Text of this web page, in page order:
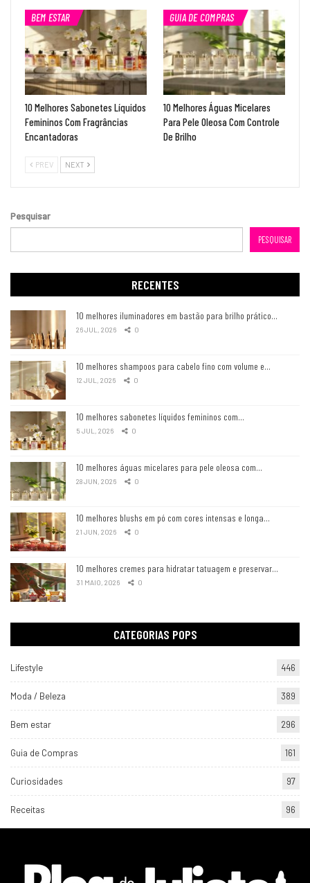
BEM ESTAR
10 Melhores Sabonetes Líquidos
Femininos Com Fragrâncias
Encantadoras
GUIA DE COMPRAS
10 Melhores Águas Micelares
Para Pele Oleosa Com Controle
De Brilho
PREV NEXT
Pesquisar
PESQUISAR
RECENTES
10 melhores iluminadores em bastão para brilho prático…
26 JUL, 2026 0
10 melhores shampoos para cabelo fino com volume e…
12 JUL, 2026 0
10 melhores sabonetes líquidos femininos com…
5 JUL, 2026 0
10 melhores águas micelares para pele oleosa com…
28 JUN, 2026 0
10 melhores blushs em pó com cores intensas e longa…
21 JUN, 2026 0
10 melhores cremes para hidratar tatuagem e preservar…
31 MAIO, 2026 0
CATEGORIAS POPS
Lifestyle 446
Moda / Beleza 389
Bem estar 296
Guia de Compras 161
Curiosidades 97
Receitas 96